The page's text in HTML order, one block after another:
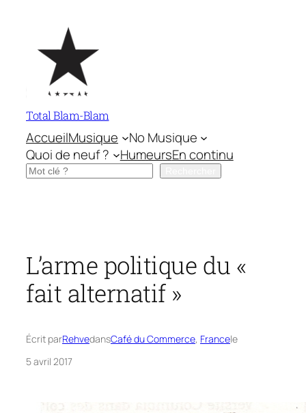
contenu
Total Blam-Blam
AccueilMusique
No Musique
Quoi de neuf ?
HumeursEn continu
Rechercher
L’arme politique du «
fait alternatif »
Écrit parRehvedansCafé du Commerce, Francele
5 avril 2017